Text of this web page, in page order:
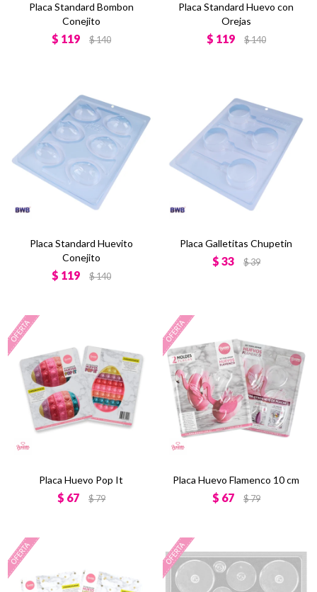
Placa Standard Bombon
Conejito
$ 119 $140
Placa Standard Huevo con
Orejas
$ 119 $140
Placa Standard Huevito
Conejito
$ 119 $140
Placa Galletitas Chupetin
$ 33 $39
Placa Huevo Pop It
$ 67 $79
Placa Huevo Flamenco 10 cm
$ 67 $79